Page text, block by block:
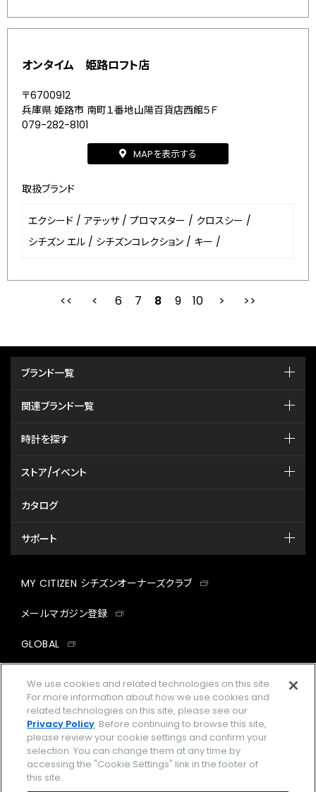
オンタイム 姫路ロフト店
〒6700912
兵庫県 姫路市 南町１番地山陽百貨店西館５Ｆ
079-282-8101
MAPを表示する
取扱ブランド
エクシード / アテッサ / プロマスター / クロスシー /
シチズン エル / シチズンコレクション / キー /
最初 前
6 7 8 9 10
ブランド一覧
関連ブランド一覧
時計を探す
ストア/イベント
カタログ
サポート
MY CITIZEN シチズンオーナーズクラブ
メールマガジン登録
GLOBAL
facebookinstagramtwitter
企業情報 ご利用規約
プライバシーポリシー Cookies Settings
We use cookies and related technologies on this site.
For more information about how we use cookies and
related technologies on this site, please see our
Privacy Policy. Before continuing to browse this site,
please review your cookie settings and confirm your
selection. You can change them at any time by
accessing the "Cookie Settings" link in the footer of
this site.